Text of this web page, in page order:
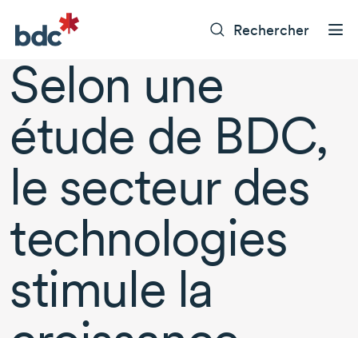
Rechercher
Selon une
étude de BDC,
le secteur des
technologies
stimule la